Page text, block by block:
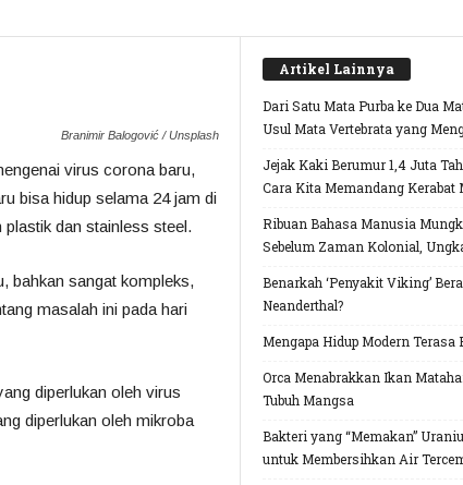
Branimir Balogović / Unsplash
virus corona baru,
bisa hidup selama 24 jam di
dan stainless steel.
bahkan sangat kompleks,
masalah ini pada hari
diperlukan oleh virus
diperlukan oleh mikroba
Artikel Lainnya
Dari Satu Mata Purba ke Dua
Usul Mata Vertebrata yang
Jejak Kaki Berumur 1,4 Juta
Cara Kita Memandang Kerabat
Ribuan Bahasa Manusia
Sebelum Zaman Kolonial,
Benarkah ‘Penyakit Viking’
Neanderthal?
Mengapa Hidup Modern Terasa
Orca Menabrakkan Ikan
Tubuh Mangsa
Bakteri yang “Memakan”
untuk Membersihkan Air